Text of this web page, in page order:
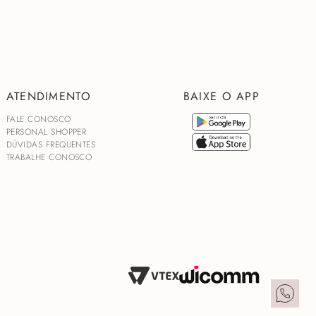
ATENDIMENTO
FALE CONOSCO
PERSONAL SHOPPER
DÚVIDAS FREQUENTES
TRABALHE CONOSCO
BAIXE O APP